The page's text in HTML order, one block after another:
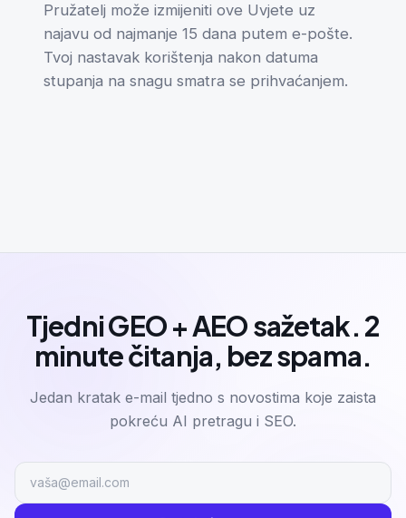
Pružatelj može izmijeniti ove Uvjete uz
najavu od najmanje 15 dana putem e-pošte.
Tvoj nastavak korištenja nakon datuma
stupanja na snagu smatra se prihvaćanjem.
Tjedni GEO + AEO sažetak. 2
minute čitanja, bez spama.
Jedan kratak e-mail tjedno s novostima koje zaista
pokreću AI pretragu i SEO.